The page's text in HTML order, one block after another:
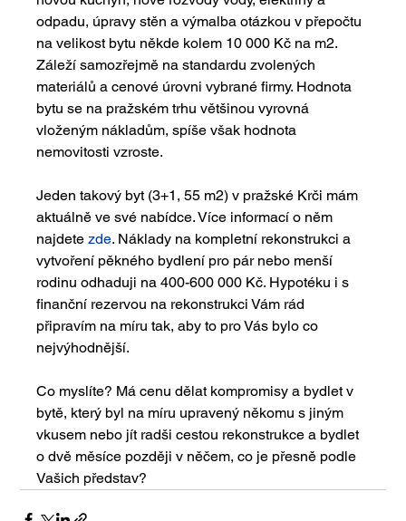
odpadu, úpravy stěn a výmalba otázkou v přepočtu
na velikost bytu někde kolem 10 000 Kč na m2.
Záleží samozřejmě na standardu zvolených
materiálů a cenové úrovni vybrané firmy. Hodnota
bytu se na pražském trhu většinou vyrovná
vloženým nákladům, spíše však hodnota
nemovitosti vzroste.
Jeden takový byt (3+1, 55 m2) v pražské Krči mám
aktuálně ve své nabídce. Více informací o něm
najdete zde. Náklady na kompletní rekonstrukci a
vytvoření pěkného bydlení pro pár nebo menší
rodinu odhaduji na 400-600 000 Kč. Hypotéku i s
finanční rezervou na rekonstrukci Vám rád
připravím na míru tak, aby to pro Vás bylo co
nejvýhodnější.
Co myslíte? Má cenu dělat kompromisy a bydlet v
bytě, který byl na míru upravený někomu s jiným
vkusem nebo jít radši cestou rekonstrukce a bydlet
o dvě měsíce později v něčem, co je přesně podle
Vašich představ?